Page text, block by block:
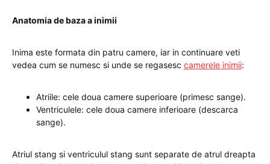
Anatomia de baza a inimii
Inima este formata din patru camere, iar in continuare veti
vedea cum se numesc si unde se regasesc camerele inimii:
Atriile: cele doua camere superioare (primesc sange).
Ventriculele: cele doua camere inferioare (descarca
sange).
Atriul stang si ventriculul stang sunt separate de atrul dreapta